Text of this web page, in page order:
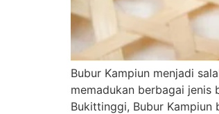
Bubur Kampiun menjadi
memadukan berbagai jenis
Bukittinggi, Bubur